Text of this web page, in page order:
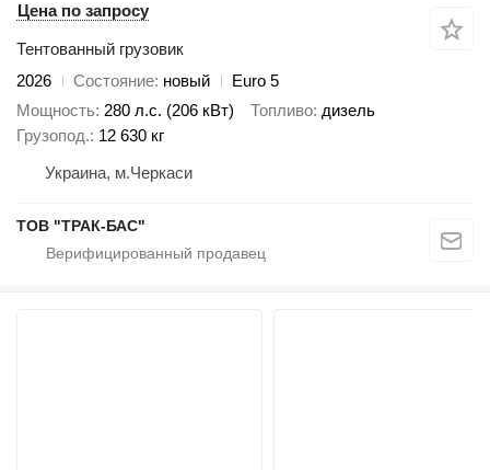
Цена по запросу
Тентованный грузовик
2026
Состояние новый
Euro 5
Мощность 280 л.с. (206 кВт) Топливо дизель
Грузопод. 12 630 кг
Украина, м.Черкаси
ТОВ "ТРАК-БАС"